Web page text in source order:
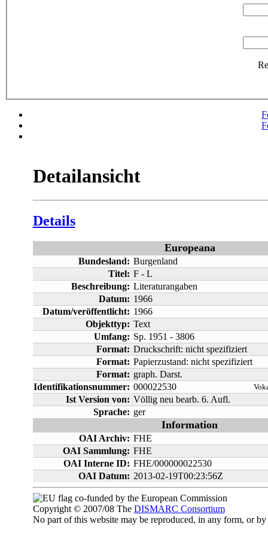
Detailansicht
Details
Europeana
Bundesland: Burgenland
Titel: F - L
Beschreibung: Literaturangaben
Datum: 1966
Datum/veröffentlicht: 1966
Objekttyp: Text
Umfang: Sp. 1951 - 3806
Format: Druckschrift: nicht spezifiziert
Format: Papierzustand: nicht spezifiziert
Format: graph. Darst.
Identifikationsnummer: 000022530
Ist Version von: Völlig neu bearb. 6. Aufl.
Sprache: ger
Information
OAI Archiv: FHE
OAI Sammlung: FHE
OAI Interne ID: FHE/000000022530
OAI Datum: 2013-02-19T00:23:56Z
co-funded by the European Commission
Copyright © 2007/08 The DISMARC Consortium
No part of this website may be reproduced, in any form, or